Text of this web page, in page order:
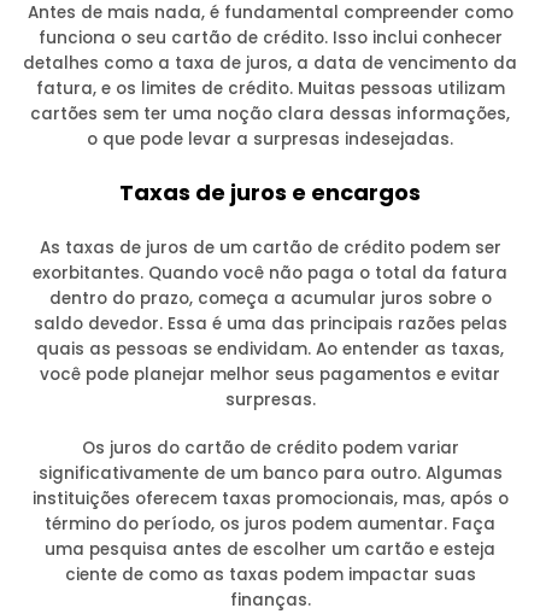
Antes de mais nada, é fundamental compreender como
funciona o seu cartão de crédito. Isso inclui conhecer
detalhes como a taxa de juros, a data de vencimento da
fatura, e os limites de crédito. Muitas pessoas utilizam
cartões sem ter uma noção clara dessas informações,
o que pode levar a surpresas indesejadas.
Taxas de juros e encargos
As taxas de juros de um cartão de crédito podem ser
exorbitantes. Quando você não paga o total da fatura
dentro do prazo, começa a acumular juros sobre o
saldo devedor. Essa é uma das principais razões pelas
quais as pessoas se endividam. Ao entender as taxas,
você pode planejar melhor seus pagamentos e evitar
surpresas.
Os juros do cartão de crédito podem variar
significativamente de um banco para outro. Algumas
instituições oferecem taxas promocionais, mas, após o
término do período, os juros podem aumentar. Faça
uma pesquisa antes de escolher um cartão e esteja
ciente de como as taxas podem impactar suas
finanças.